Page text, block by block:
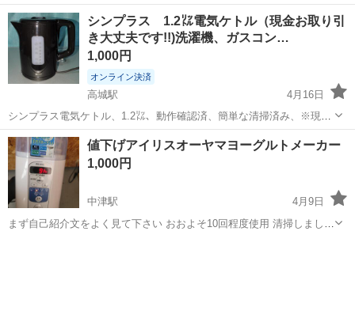
す。 - モデル: KGM562BEL - 機能: グリル付き - 電力: 7.56kW / 10kW
- 電流: 13A 中古なので使用感はありますがと...
大分 大分市 坂ノ市駅 キッチン家電 グリル
シンプラス 1.2㍑電気ケトル（現金お取り引
き大丈夫です!!)洗濯機、ガスコン…
1,000円
オンライン決済
高城駅
4月16日
シンプラス電気ケトル、1.2㍑、動作確認済、簡単な清掃済み、※現金
お取り引き大丈夫です。 お取り引きの早い方を優先させて頂きます。
やり取りの連絡は確実に、既読無視や返信が極端に遅い方や態度の悪
い方などはお取り引き中止！即ブロ...
大分 大分市 高城駅 キッチン家電 シン
値下げアイリスオーヤマヨーグルトメーカー
1,000円
中津駅
4月9日
まず自己紹介文をよく見て下さい おおよそ10回程度使用 清掃しました